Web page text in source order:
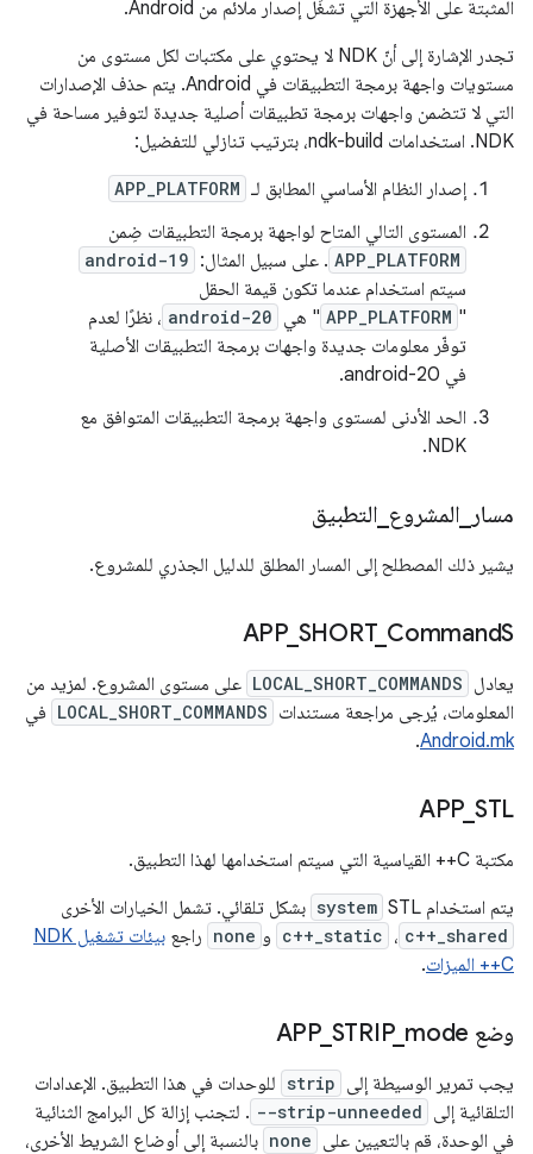
المثبتة على الأجهزة التي تشغِّل إصدار ملائم من Android.
تجدر الإشارة إلى أنّ NDK لا يحتوي على مكتبات لكل مستوى من
مستويات واجهة برمجة التطبيقات في Android. يتم حذف الإصدارات
التي لا تتضمن واجهات برمجة تطبيقات أصلية جديدة لتوفير مساحة في
NDK. استخدامات ndk-build، بترتيب تنازلي للتفضيل:
إصدار النظام الأساسي المطابق لـ APP_PLATFORM
المستوى التالي المتاح لواجهة برمجة التطبيقات ضِمن
APP_PLATFORM . على سبيل المثال: android-19
سيتم استخدام عندما تكون قيمة الحقل
"
APP_PLATFORM " هي android-20 ، نظرًا لعدم
توفّر معلومات جديدة واجهات برمجة التطبيقات الأصلية
في android-20.
الحد الأدنى لمستوى واجهة برمجة التطبيقات المتوافق مع
NDK.
مسار المشروع التطبيق
يشير ذلك المصطلح إلى المسار المطلق للدليل الجذري للمشروع.
APP_ SHORT_ CommandS
يعادل LOCAL_SHORT_COMMANDS على مستوى المشروع. لمزيد من
المعلومات، يُرجى مراجعة مستندات LOCAL_SHORT_COMMANDS في
Android.mk
.
APP_ STL
مكتبة C++ القياسية التي سيتم استخدامها لهذا التطبيق.
يتم استخدام STL
system بشكل تلقائي. تشمل الخيارات الأخرى
c++_shared ، c++_static و none راجع
بيئات تشغيل NDK
C++ الميزات
.
وضع APP _ STRIP_ mode
يجب تمرير الوسيطة إلى strip للوحدات في هذا التطبيق. الإعدادات
التلقائية إلى --strip-unneeded . لتجنب إزالة كل البرامج الثنائية
في الوحدة، قم بالتعيين على none بالنسبة إلى أوضاع الشريط الأخرى،